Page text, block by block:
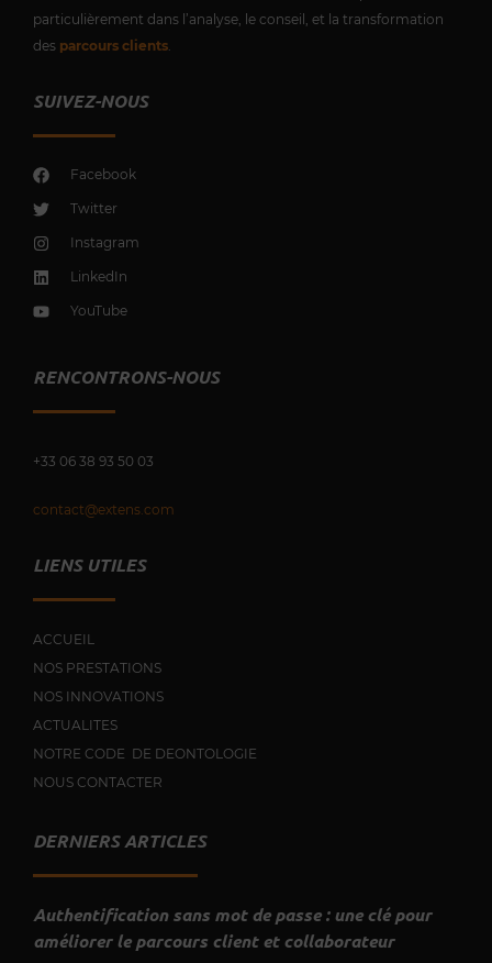
particulièrement dans l’analyse, le conseil, et la transformation
des parcours clients.
SUIVEZ-NOUS
Facebook
Twitter
Instagram
LinkedIn
YouTube
RENCONTRONS-NOUS
+33 06 38 93 50 03
contact@extens.com
LIENS UTILES
ACCUEIL
NOS PRESTATIONS
NOS INNOVATIONS
ACTUALITES
NOTRE CODE DE DEONTOLOGIE
NOUS CONTACTER
DERNIERS ARTICLES
Authentification sans mot de passe : une clé pour
améliorer le parcours client et collaborateur